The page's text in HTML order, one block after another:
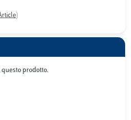
questo prodotto.